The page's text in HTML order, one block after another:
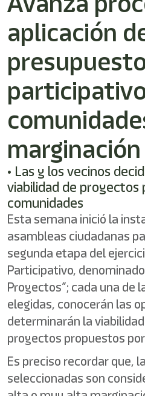
Este
directo
activa
lector
de
pantalla
ayudarle
navegar
interactuar
con
contenido.
aplicación
marginación
• Las y los vecinos
viabilidad de proyectos
comunidades
Esta semana inició la
asambleas ciudadanas
segunda etapa del
Participativo,
Proyectos”; cada una de
elegidas, conocerán las
determinarán la
proyectos propuestos
Es preciso recordar que,
seleccionadas son